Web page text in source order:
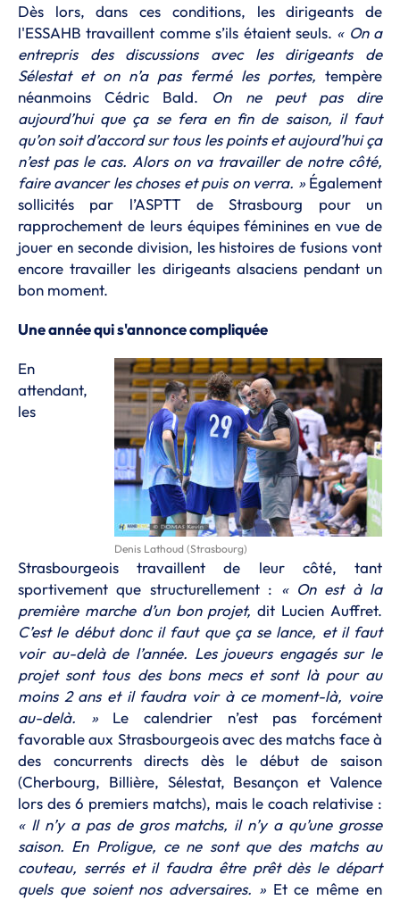
Dès lors, dans ces conditions, les dirigeants de
l'ESSAHB travaillent comme s’ils étaient seuls. « On a
entrepris des discussions avec les dirigeants de
Sélestat et on n’a pas fermé les portes, tempère
néanmoins Cédric Bald. On ne peut pas dire
aujourd’hui que ça se fera en fin de saison, il faut
qu’on soit d’accord sur tous les points et aujourd’hui ça
n’est pas le cas. Alors on va travailler de notre côté,
faire avancer les choses et puis on verra. »Également
sollicités par l’ASPTT de Strasbourg pour un
rapprochement de leurs équipes féminines en vue de
jouer en seconde division, les histoires de fusions vont
encore travailler les dirigeants alsaciens pendant un
bon moment.
Une année qui s'annonce compliquée
Denis Lathoud (Strasbourg)
En
attendant,
les
Strasbourgeois travaillent de leur côté, tant
sportivement que structurellement : « On est à la
première marche d’un bon projet, dit Lucien Auffret.
C’est le début donc il faut que ça se lance, et il faut
voir au-delà de l’année. Les joueurs engagés sur le
projet sont tous des bons mecs et sont là pour au
moins 2 ans et il faudra voir à ce moment-là, voire
au-delà. »Le calendrier n’est pas forcément
favorable aux Strasbourgeois avec des matchs face à
des concurrents directs dès le début de saison
(Cherbourg, Billière, Sélestat, Besançon et Valence
lors des 6 premiers matchs), mais le coach relativise :
« Il n’y a pas de gros matchs, il n’y a qu’une grosse
saison. En Proligue, ce ne sont que des matchs au
couteau, serrés et il faudra être prêt dès le départ
quels que soient nos adversaires. »Et ce même en